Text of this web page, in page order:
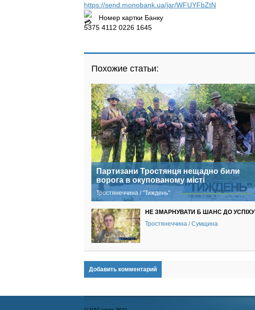
https://send.monobank.ua/jar/WFUYFbZtN
Номер картки Банку
5375 4112 0226 1645
Похожие статьи:
Партизани Тростянця нещадно били
ворога в окупованому місті
Тростянеччина / "Тиждень"
НЕ ЗМАРНУВАТИ Б ШАНС ДО УСПІХУ
Тростянеччина / Сумщина
Добавить комментарий